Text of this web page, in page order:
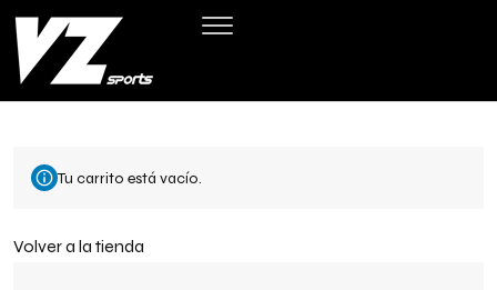
Tu carrito está vacío.
Volver a la tienda